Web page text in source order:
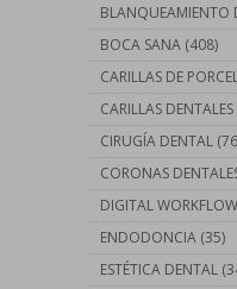
BLANQUEAMIENTO
BOCA SANA (408)
CARILLAS DE
CARILLAS DENTALES
CIRUGÍA DENTAL
CORONAS
DIGITAL WORKFLOW
ENDODONCIA (35)
ESTÉTICA DENTAL